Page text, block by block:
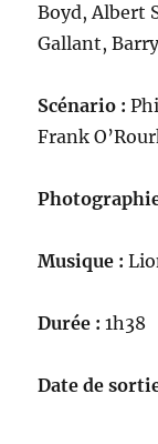
Boyd, Albert
Gallant,
Scénario :
Frank
Musique :
Durée : 1h38
Date de